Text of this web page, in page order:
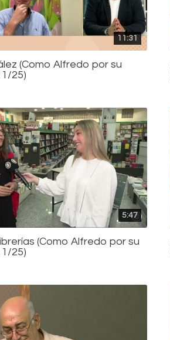
11:31
(Como Alfredo por su
25)
5:47
(Como Alfredo por su
25)